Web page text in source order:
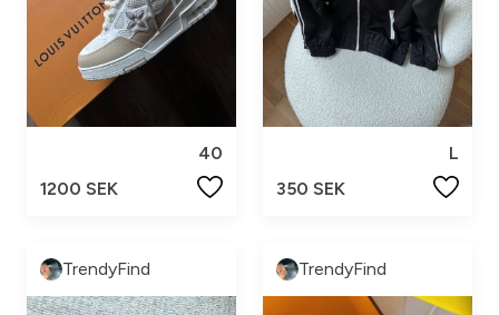
40
1200 SEK
L
350 SEK
TrendyFind TrendyFind